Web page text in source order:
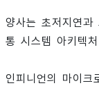
양사는 초저지연
통 시스템 아키텍
인피니언의 마이크